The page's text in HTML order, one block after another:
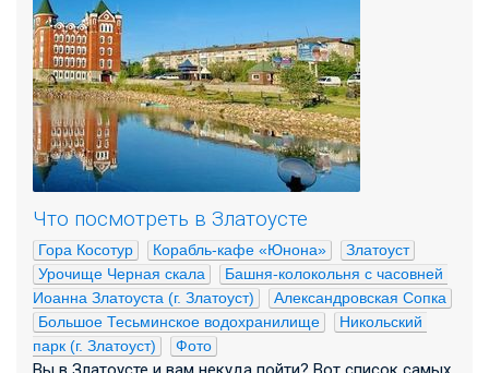
Что посмотреть в Златоусте
Гора Косотур Корабль-кафе «Юнона»
Златоуст
Урочище Черная скала
Башня-колокольня с часовней
Иоанна Златоуста (г. Златоуст)
Александровская Сопка
Большое Тесьминское водохранилище
Никольский
парк (г. Златоуст)
Фото